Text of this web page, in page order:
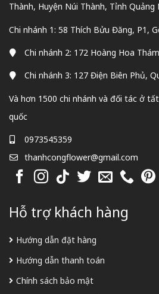
Thành, Huyện Núi Thành, Tỉnh Quảng
Chi nhánh 1: 58 Thích Bửu Đăng, P1,
Chi nhánh 2: 172 Hoàng Hoa
Chi nhánh 3: 127 Điện Biên Phủ,
Và hơn 1500 chi nhánh và đối tác ở
quốc
0973545359
thanhcongflower@gmail.com
Hỗ trợ khách hàng
Hướng dẫn đặt hàng
Hướng dẫn thanh toán
Chính sách bảo mật